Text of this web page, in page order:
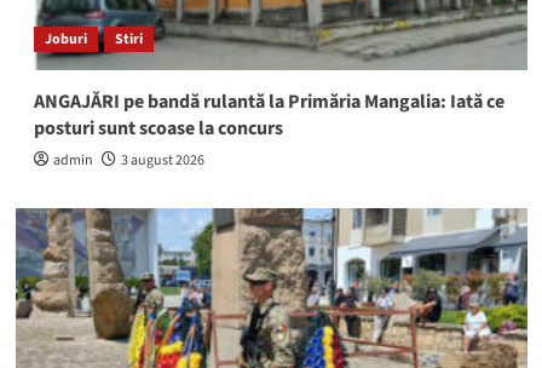
Joburi Stiri
ANGAJĂRI pe bandă rulantă la Primăria Mangalia: Iată ce
posturi sunt scoase la concurs
admin 3 august 2026